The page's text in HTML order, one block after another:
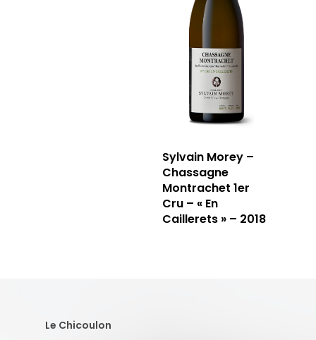
Sylvain Morey –
Chassagne
Montrachet 1er
Cru – « En
Caillerets » – 2018
Le Chicoulon